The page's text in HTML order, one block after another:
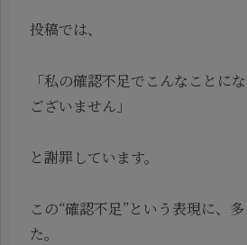
投稿では、
「私の確認不足でこんなことに
ございません」
と謝罪しています。
この“確認不足”という表現に、
た。